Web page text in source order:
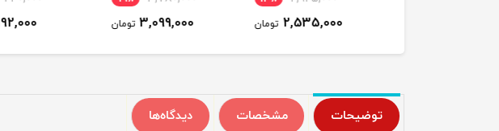
2,535,000 تومان 3,099,000 تومان 192,000
توضیحات مشخصات دیدگاه‌ها